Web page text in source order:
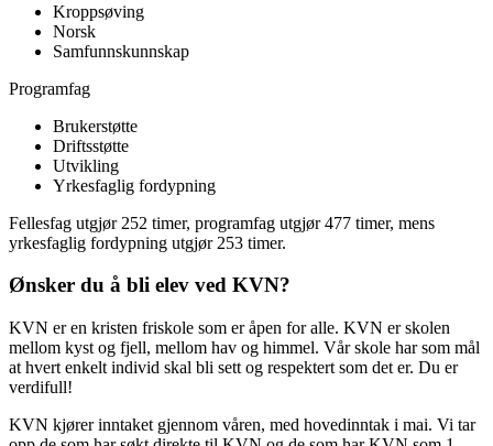
Kroppsøving
Norsk
Samfunnskunnskap
Programfag
Brukerstøtte
Driftsstøtte
Utvikling
Yrkesfaglig fordypning
Fellesfag utgjør 252 timer, programfag utgjør 477 timer, mens
yrkesfaglig fordypning utgjør 253 timer.
Ønsker du å bli elev ved KVN?
KVN er en kristen friskole som er åpen for alle. KVN er skolen
mellom kyst og fjell, mellom hav og himmel. Vår skole har som mål
at hvert enkelt individ skal bli sett og respektert som det er. Du er
verdifull!
KVN kjører inntaket gjennom våren, med hovedinntak i mai. Vi tar